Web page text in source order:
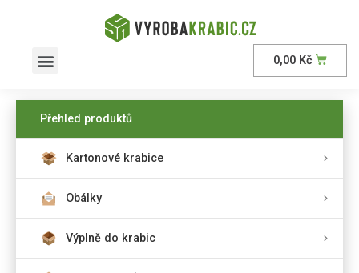
0,00 Kč
Přehled produktů
Kartonové krabice
Obálky
Výplně do krabic